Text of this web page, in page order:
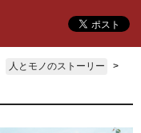
人とモノのストーリー